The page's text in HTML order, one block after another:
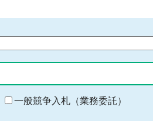
一般競争入札（業務委託）